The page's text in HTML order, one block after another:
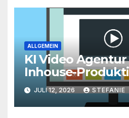
ALLGEMEIN
KI Video
Inhouse-
finden
richtigen Weg zu
skalierbarem
JULI 12, 2026 STEFANIE